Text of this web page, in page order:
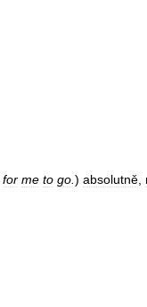
for me to go ) absolutně